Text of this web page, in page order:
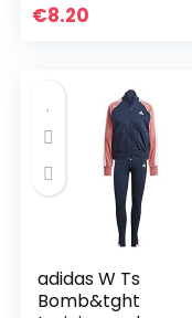
taille yoga shorts
€8.20
adidas W Ts
Bomb&tght